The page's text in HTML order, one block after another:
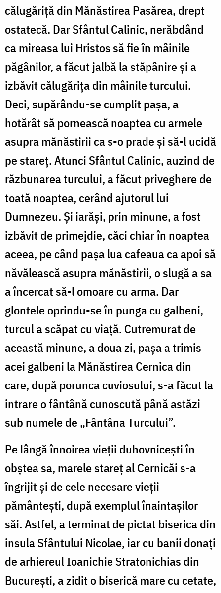
călugăriță din Mănăstirea Pasărea, drept
ostatecă. Dar Sfântul Calinic, nerăbdând
ca mireasa lui Hristos să fie în mâinile
păgânilor, a făcut jalbă la stăpânire și a
izbăvit călugărița din mâinile turcului.
Deci, supărându-se cumplit pașa, a
hotărât să pornească noaptea cu armele
asupra mănăstirii ca s-o prade și să-l ucidă
pe stareț. Atunci Sfântul Calinic, auzind de
răzbunarea turcului, a făcut priveghere de
toată noaptea, cerând ajutorul lui
Dumnezeu. Și iarăși, prin minune, a fost
izbăvit de primejdie, căci chiar în noaptea
aceea, pe când pașa lua cafeaua ca apoi să
năvălească asupra mănăstirii, o slugă a sa
a încercat să-l omoare cu arma. Dar
glontele oprindu-se în punga cu galbeni,
turcul a scăpat cu viață. Cutremurat de
această minune, a doua zi, pașa a trimis
acei galbeni la Mănăstirea Cernica din
care, după porunca cuviosului, s-a făcut la
intrare o fântână cunoscută până astăzi
sub numele de „Fântâna Turcului”.
Pe lângă înnoirea vieții duhovnicești în
obștea sa, marele stareț al Cernicăi s-a
îngrijit și de cele necesare vieții
pământești, după exemplul înaintașilor
săi. Astfel, a terminat de pictat biserica din
insula Sfântului Nicolae, iar cu banii donați
de arhiereul Ioanichie Stratonichias din
București, a zidit o biserică mare cu cetate,